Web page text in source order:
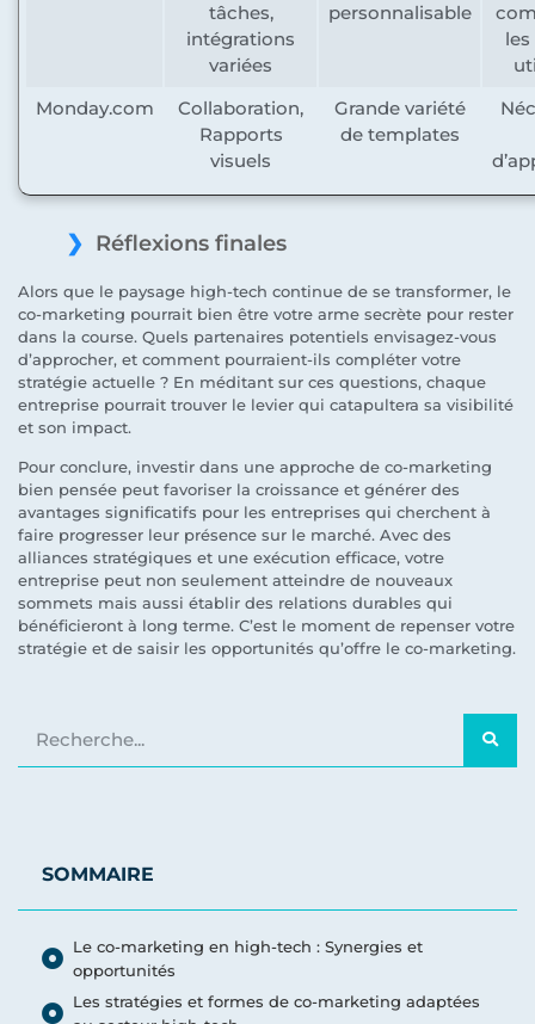
tâches,
intégrations
variées
personnalisable
Monday.com
Collaboration,
Rapports
visuels
Grande variété
de templates
Réflexions finales
Alors que le paysage high-tech continue de se transformer, le
co-marketing pourrait bien être votre arme secrète pour rester
dans la course. Quels partenaires potentiels envisagez-vous
d’approcher, et comment pourraient-ils compléter votre
stratégie actuelle ? En méditant sur ces questions, chaque
entreprise pourrait trouver le levier qui catapultera sa visibilité
et son impact.
Pour conclure, investir dans une approche de co-marketing
bien pensée peut favoriser la croissance et générer des
avantages significatifs pour les entreprises qui cherchent à
faire progresser leur présence sur le marché. Avec des
alliances stratégiques et une exécution efficace, votre
entreprise peut non seulement atteindre de nouveaux
sommets mais aussi établir des relations durables qui
bénéficieront à long terme. C’est le moment de repenser votre
stratégie et de saisir les opportunités qu’offre le co-marketing.
SOMMAIRE
Le co-marketing en high-tech : Synergies et
opportunités
Les stratégies et formes de co-marketing adaptées